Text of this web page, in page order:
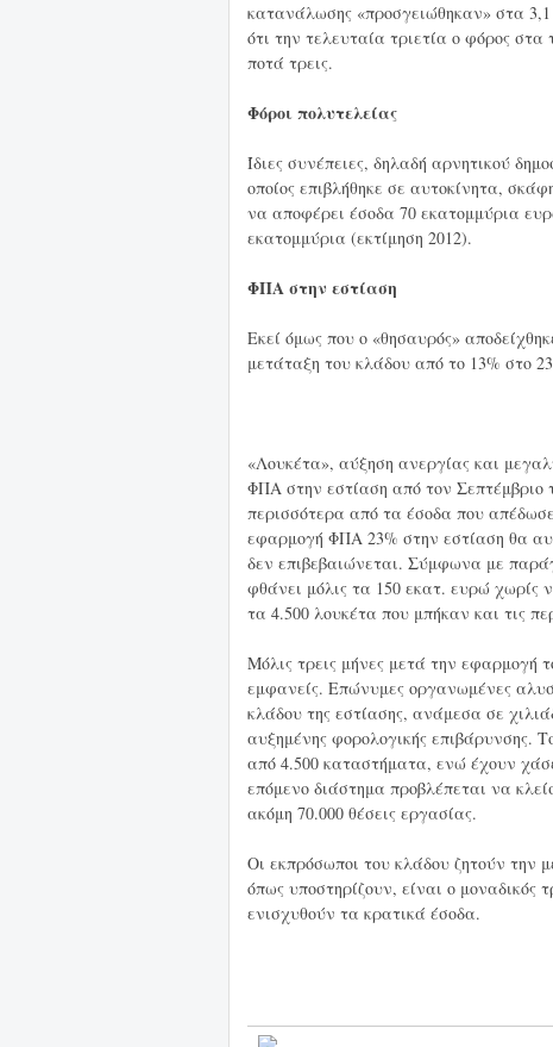
κατανάλωσης «προσγειώθηκαν» στα
ότι την τελευταία τριετία ο φόρος
ποτά τρεις.
Φόροι πολυτελείας
Ίδιες συνέπειες, δηλαδή αρνητικού
οποίος επιβλήθηκε σε αυτοκίνητα,
να αποφέρει έσοδα 70 εκατομμύρια
εκατομμύρια (εκτίμηση 2012).
ΦΠΑ στην εστίαση
Εκεί όμως που ο «θησαυρός»
μετάταξη του κλάδου από το 13% στο
«Λουκέτα», αύξηση ανεργίας και
ΦΠΑ στην εστίαση από τον
περισσότερα από τα έσοδα που
εφαρμογή ΦΠΑ 23% στην εστίαση θα
δεν επιβεβαιώνεται. Σύμφωνα με
φθάνει μόλις τα 150 εκατ. ευρώ χωρίς
τα 4.500 λουκέτα που μπήκαν και τις
Μόλις τρεις μήνες μετά την εφαρμογή
εμφανείς. Επώνυμες οργανωμένες
κλάδου της εστίασης, ανάμεσα σε
αυξημένης φορολογικής επιβάρυνσης.
από 4.500 καταστήματα, ενώ έχουν
επόμενο διάστημα προβλέπεται να
ακόμη 70.000 θέσεις εργασίας.
Οι εκπρόσωποι του κλάδου ζητούν την
όπως υποστηρίζουν, είναι ο
ενισχυθούν τα κρατικά έσοδα.